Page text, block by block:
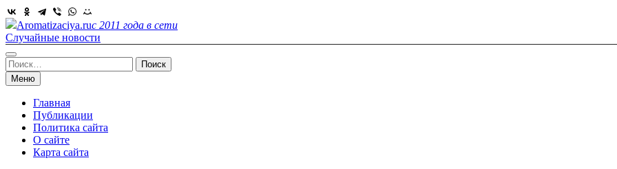
Skip
to
content
Aromatizaciya.ruс 2011 года в сети
Случайные новости
Найти:
Меню
Главная
Публикации
Политика сайта
О сайте
Карта сайта